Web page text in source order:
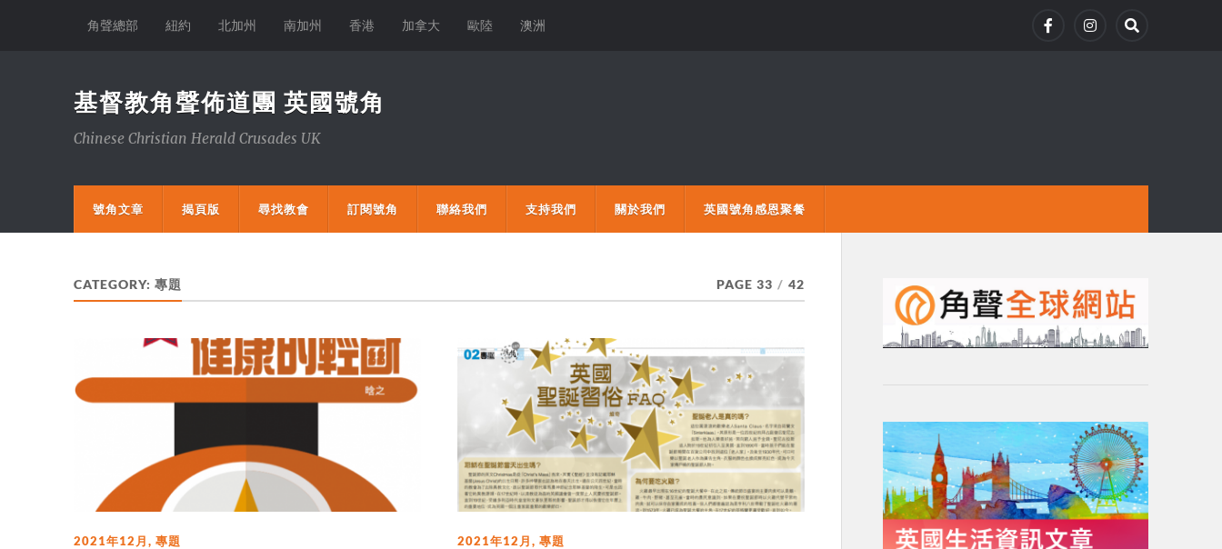
角聲總部 紐約 北加州 南加州 香港 加拿大 歐陸 澳洲
基督教角聲佈道團 英國號角
Chinese Christian Herald Crusades UK
號角文章 揭頁版 尋找教會 訂閱號角 聯絡我們 支持我們 關於我們 英國號角感恩聚餐
CATEGORY: 專題 PAGE 33 / 42
2021年12月, 專題 2021年12月, 專題